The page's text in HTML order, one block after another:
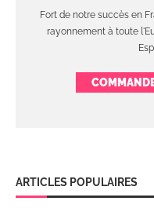
Fort de notre succès en
rayonnement à toute
ARTICLES POPULAIRES